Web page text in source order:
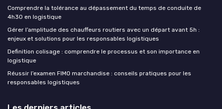
Comprendre la tolérance au dépassement du temps de conduite de
4h30 en logistique
Gérer l’amplitude des chauffeurs routiers avec un départ avant 5h :
enjeux et solutions pour les responsables logistiques
Definition colisage : comprendre le processus et son importance en
logistique
Réussir l’examen FIMO marchandise : conseils pratiques pour les
responsables logistiques